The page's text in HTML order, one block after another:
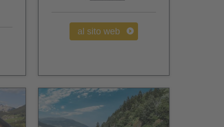
al sito web